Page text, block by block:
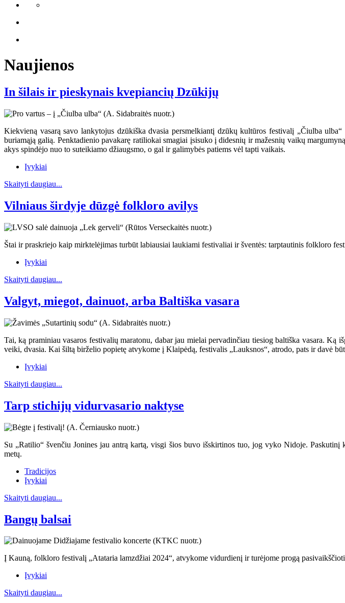
Naujienos
In šilais ir pieskynais kvepiancių Dzūkijų
Kiekvieną vasarą savo lankytojus dzūkiška dvasia persmelkiantį dzūkų kultūros festivalį „Čiulba
buriamąją galią. Penktadienio pavakarę ratiliokai smagiai įsisuko į didesnių ir mažesnių vaikų
akys spindėjo nuo to suteikiamo džiaugsmo, o gal ir galimybės patiems vėl tapti vaikais.
Įvykiai
Skaityti daugiau...
Vilniaus širdyje dūzgė folkloro avilys
Štai ir praskriejo kaip mirktelėjimas turbūt labiausiai laukiami festivaliai ir šventės: tarptautinis folkloro
Įvykiai
Skaityti daugiau...
Valgyt, miegot, dainuot, arba Baltiška vasara
Tai, ką praminiau vasaros festivalių maratonu, dabar jau mielai pervadinčiau tiesiog baltiška vasara.
veiki, dvasia. Kai šiltą birželio popietę atvykome į Klaipėdą, festivalis „Lauksnos“, atrodo, pats ir davė
Įvykiai
Skaityti daugiau...
Tarp stichijų vidurvasario naktyse
Su „Ratilio“ švenčiu Jonines jau antrą kartą, visgi šios buvo išskirtinos tuo, jog vyko Nidoje.
metų.
Tradicijos
Įvykiai
Skaityti daugiau...
Bangų balsai
Į Kauną, folkloro festivalį „Atataria lamzdžiai 2024“, atvykome vidurdienį ir turėjome progą
Įvykiai
Skaityti daugiau...